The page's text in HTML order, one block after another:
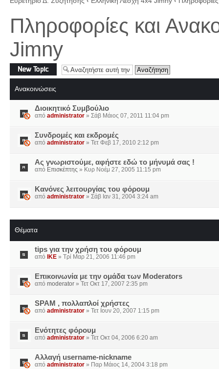
Πληροφορίες και
Jimny
Δημιουργία νέου
θέματος
Ανακοινώσεις
Διοικητικό Συμβούλιο
από administrator » Σάβ Μάιος 07, 2011 11:04 pm
Συνδρομές και εκδρομές
από administrator » Τετ Φεβ 17, 2010 2:12 pm
Ας γνωριστούμε, αφήστε εδώ το μήνυμά σας !
από Επισκέπτης » Κυρ Νοέμ 27, 2005 11:15 pm
Κανόνες λειτουργίας του φόρουμ
από administrator » Σάβ Ιαν 31, 2004 3:24 am
Θέματα
tips για την χρήση του φόρουμ
από IKE » Τρί Μαρ 21, 2006 11:46 pm
Επικοινωνία με την ομάδα των Moderators
από moderator » Τετ Οκτ 17, 2007 2:35 pm
SPAM , πολλαπλοί χρήστες
από administrator » Τετ Ιουν 20, 2007 1:15 pm
Ενότητες φόρουμ
από administrator » Τετ Οκτ 04, 2006 6:20 am
Αλλαγή username-nickname
από administrator » Παρ Μάιος 14, 2004 3:18 pm